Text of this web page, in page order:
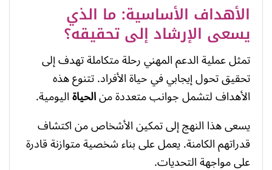
الأهداف الأساسية: ما الذي
يسعى الإرشاد إلى تحقيقه؟
تمثل عملية الدعم المهني رحلة متكاملة تهدف إلى
تحقيق تحول إيجابي في حياة الأفراد. تتنوع هذه
الأهداف لتشمل جوانب متعددة منالحياةاليومية.
يسعى هذا النهج إلى تمكين الأشخاص من اكتشاف
قدراتهم الكامنة. يعمل على بناء شخصية متوازنة قادرة
على مواجهة التحديات.